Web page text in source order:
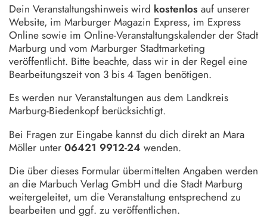
Dein Veranstaltungshinweis wird kostenlosauf unserer
Website, im Marburger Magazin Express, im Express
Online sowie im Online-Veranstaltungskalender der Stadt
Marburg und vom Marburger Stadtmarketing
veröffentlicht. Bitte beachte, dass wir in der Regel eine
Bearbeitungszeit von 3 bis 4 Tagen benötigen.
Es werden nur Veranstaltungen aus dem Landkreis
Marburg-Biedenkopf berücksichtigt.
Bei Fragen zur Eingabe kannst du dich direkt an Mara
Möller unter06421 9912-24 wenden.
Die über dieses Formular übermittelten Angaben werden
an die Marbuch Verlag GmbH und die Stadt Marburg
weitergeleitet, um die Veranstaltung entsprechend zu
bearbeiten und ggf. zu veröffentlichen.